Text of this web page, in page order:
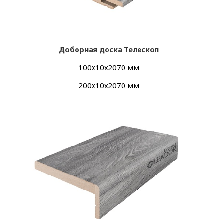
Доборная доска Телескоп
100х10х2070 мм
200х10х2070 мм